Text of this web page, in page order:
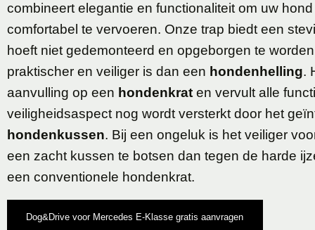
combineert elegantie en functionaliteit om uw
comfortabel te vervoeren. Onze trap biedt een
hoeft niet gedemonteerd en opgeborgen te
praktischer en veiliger is dan een hondenhelling.
aanvulling op een hondenkrat en vervult alle
veiligheidsaspect nog wordt versterkt door het
hondenkussen. Bij een ongeluk is het veiliger
een zacht kussen te botsen dan tegen de harde
een conventionele hondenkrat.
Dog&Drive voor Mercedes E-Klasse gratis aanvragen